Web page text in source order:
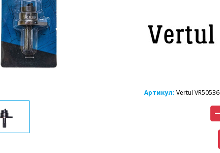
Артикул: Vertul VR50536